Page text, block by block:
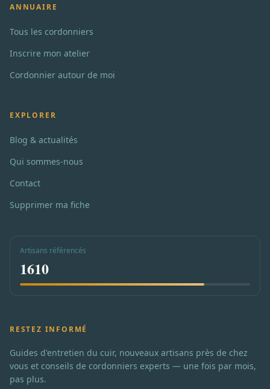
ANNUAIRE
Tous les cordonniers
Inscrire mon atelier
Cordonnier autour de moi
EXPLORER
Blog & actualités
Qui sommes-nous
Contact
Supprimer ma fiche
Artisans référencés
1610
RESTEZ INFORMÉ
Guides d'entretien du cuir, nouveaux artisans près de chez
vous et conseils de cordonniers experts — une fois par mois,
pas plus.